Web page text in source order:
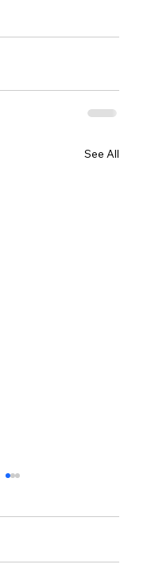
See All
신앙생활을 하는 데 걸
습니다. 첫째는 안일주